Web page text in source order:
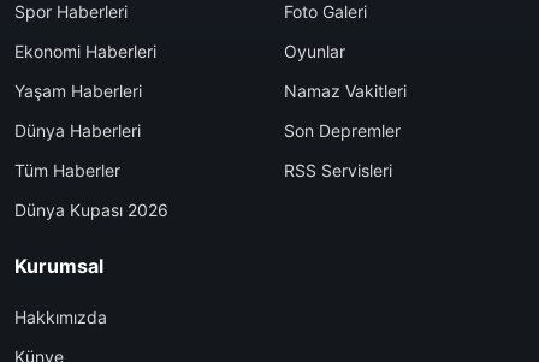
Spor Haberleri
Ekonomi Haberleri
Yaşam Haberleri
Dünya Haberleri
Tüm Haberler
Dünya Kupası 2026
Foto Galeri
Oyunlar
Namaz Vakitleri
Son Depremler
RSS Servisleri
Kurumsal
Hakkımızda
Künye